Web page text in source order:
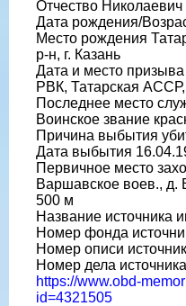
Отчество Николаевич
Дата рождения/
Место рождения
р-н, г. Казань
Дата и место
РВК, Татарская
Последнее место
Воинское звание
Причина выбытия
Дата выбытия
Первичное место
Варшавское воев., д.
500 м
Название
Номер фонда
Номер описи
Номер дела
https://www.obd-
id=4321505